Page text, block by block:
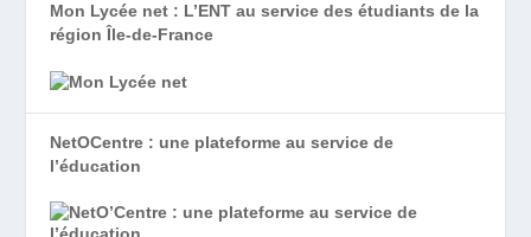
Mon Lycée net : L’ENT au service des étudiants de la
région Île-de-France
NetOCentre : une plateforme au service de
l’éducation